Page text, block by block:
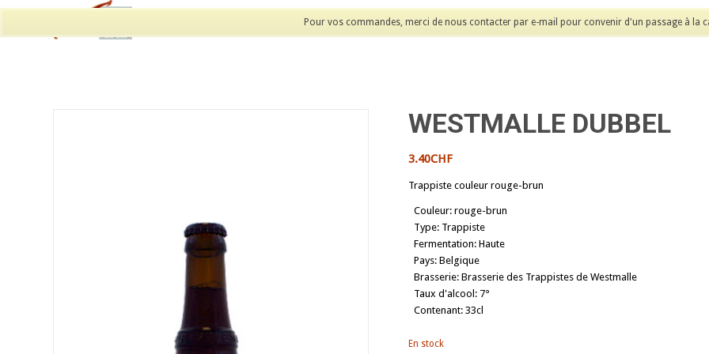
Pour vos commandes, merci de nous contacter par e-mail pour convenir d'un passage à la
WESTMALLE DUBBEL
3.40CHF
Trappiste couleur rouge-brun
Couleur:rouge-brun
Type: Trappiste
Fermentation:Haute
Pays:Belgique
Brasserie:Brasserie des Trappistes de Westmalle
Taux d'alcool : 7°
Contenant:33cl
En stock